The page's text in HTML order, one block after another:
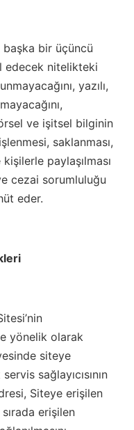
başka bir üçüncü
edecek nitelikteki
yazılı,
ve işitsel bilginin
saklanması,
paylaşılması
cezai sorumluluğu
eder.
yönelik olarak
siteye
sağlayıcısının
Siteye erişilen
erişilen